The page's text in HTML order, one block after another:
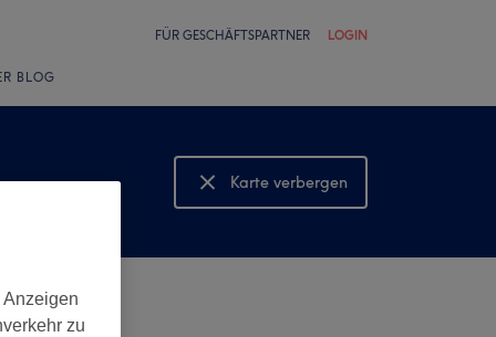
FÜR GESCHÄFTSPARTNER LOGIN
BLOG
Karte verbergen
Karte anzeigen
zu